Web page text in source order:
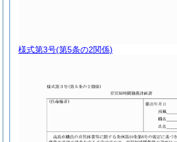
様式第3号(第5条の2関係)